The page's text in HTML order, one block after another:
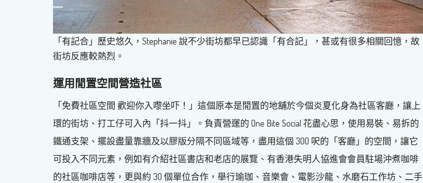
「有記合」歷史悠久，Stephanie 說不少街坊都早已認識「有合記」，甚或有很多相關回憶，故
街坊反應較熱烈。
運用閒置空間營造社區
「免費社區空間 歡迎你入嚟坐吓！」這個原本是閒置的地舖於今個炎夏化身為社區客廳，讓上
環的街坊、打工仔可入內「抖一抖」。負責營運的 One Bite Social 花盡心思，使用易裝、易拆的
鐵通支架、擺設盡量靠牆及以膠版分隔不同區域等，盡用這個 300 呎的「客廳」的空間，讓它
可投入不同元素，例如有介紹社區書店和老店的展覽、有香港失明人協進會會員駐場沖煮咖啡
的社區咖啡店等，更與約 30 個單位合作，舉行瑜珈、音樂會、電影沙龍、水磨石工作坊、二手